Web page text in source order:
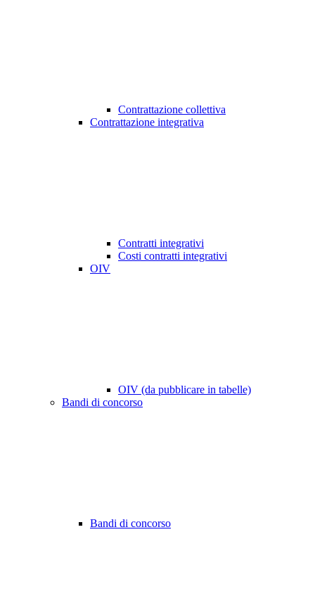
Contrattazione collettiva
Contrattazione integrativa
Contratti integrativi
Costi contratti integrativi
OIV
OIV (da pubblicare in tabelle)
Bandi di concorso
Bandi di concorso